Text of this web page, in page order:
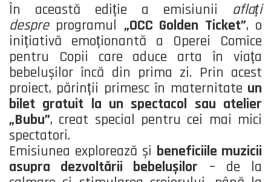
În această ediție a emisiunii aflați
despre programul „OCC Golden Ticket”, o
inițiativă emoționantă a Operei Comice
pentru Copii care aduce arta în viața
bebelușilor încă din prima zi. Prin acest
proiect, părinții primesc în maternitate un
bilet gratuit la un spectacol sau atelier
„Bubu”, creat special pentru cei mai mici
spectatori.
Emisiunea explorează și beneficiile muzicii
asupra dezvoltării bebelușilor – de la